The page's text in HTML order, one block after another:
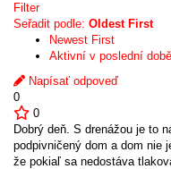
Filter
Seřadit podle: Oldest First
Newest First
Aktivní v poslední době
Napísať odpoveď
0
0
Dobrý deň. S drenážou je to
podpivničený dom a dom nie
že pokiaľ sa nedostáva